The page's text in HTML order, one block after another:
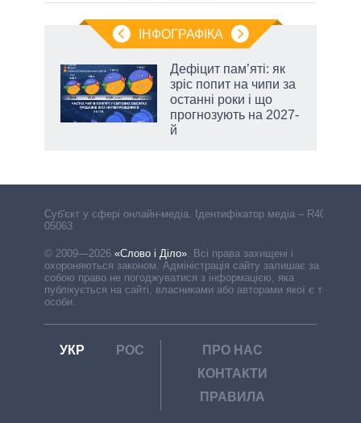
ІНФОГРАФІКА
Дефіцит пам’яті: як
зріс попит на чипи за
останні роки і що
прогнозують на 2027-
й
Cуб'єкт у сфері онлайн-медіа. Ідентифікатор медіа – R40-
05063
© 2009—2026 «Слово і Діло». Всі права захищені і
охороняються законом. Адміністрація сайту залишає за
собою право не погоджуватися з інформацією, яка
публікується на сайті, власниками або авторами якої є треті
особи.
УКР РОС
ПРО НАС
КОНТАКТИ
ПРАВИЛА